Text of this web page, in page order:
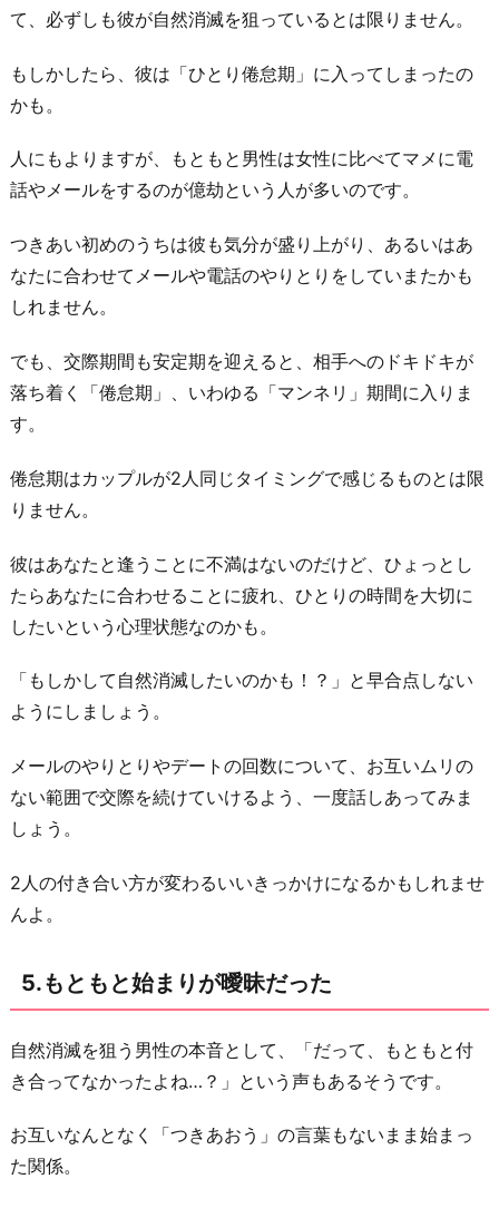
て、必ずしも彼が自然消滅を狙っているとは限りません。
もしかしたら、彼は「ひとり倦怠期」に入ってしまったの
かも。
人にもよりますが、もともと男性は女性に比べてマメに電
話やメールをするのが億劫という人が多いのです。
つきあい初めのうちは彼も気分が盛り上がり、あるいはあ
なたに合わせてメールや電話のやりとりをしていまたかも
しれません。
でも、交際期間も安定期を迎えると、相手へのドキドキが
落ち着く「倦怠期」、いわゆる「マンネリ」期間に入りま
す。
倦怠期はカップルが2人同じタイミングで感じるものとは限
りません。
彼はあなたと逢うことに不満はないのだけど、ひょっとし
たらあなたに合わせることに疲れ、ひとりの時間を大切に
したいという心理状態なのかも。
「もしかして自然消滅したいのかも！？」と早合点しない
ようにしましょう。
メールのやりとりやデートの回数について、お互いムリの
ない範囲で交際を続けていけるよう、一度話しあってみま
しょう。
2人の付き合い方が変わるいいきっかけになるかもしれませ
んよ。
5.もともと始まりが曖昧だった
自然消滅を狙う男性の本音として、「だって、もともと付
き合ってなかったよね…？」という声もあるそうです。
お互いなんとなく「つきあおう」の言葉もないまま始まっ
た関係。